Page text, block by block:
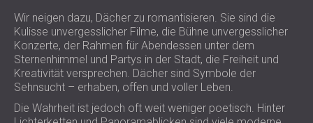
AKUSTIKPLATTEN AUS PERFORIERTEM
HOLZ
AKUSTISCHE STOFFPANEELE UND
BAFFEL
AKUSTIKPLATTEN AUS LATTENHOLZ
WOOD WOOL AKUSTIKPLATTEN
SCHALLSCHUTZ EINHAUSUNGEN,
KABINEN UND BARRIEREN
LOUVERS UND SCHALLDÄMPFER
ANTIVIBRATIONSHALTERUNGEN, PADS
UND AUFHÄNGER
AUDIOLOGIEKABINEN
GERÄTE
SCHALLPEGELMESSER
SOUND MASKING SYSTEM, DOSEMETERS
AND SAFETY KITS
WER WIR SIND
Wir neigen dazu, Dächer zu romantisieren. Sie sind die
Kulisse unvergesslicher Filme, die Bühne unvergesslicher
Konzerte, der Rahmen für Abendessen unter dem
Sternenhimmel und Partys in der Stadt, die Freiheit und
Kreativität versprechen. Dächer sind Symbole der
Sehnsucht – erhaben, offen und voller Leben.
Die Wahrheit ist jedoch oft weit weniger poetisch. Hinter